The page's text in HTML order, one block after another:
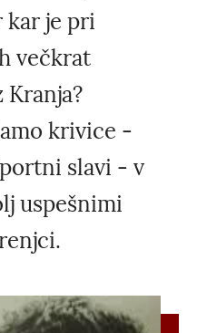
kar je pri
večkrat
krivice -
slavi - v
uspešnimi